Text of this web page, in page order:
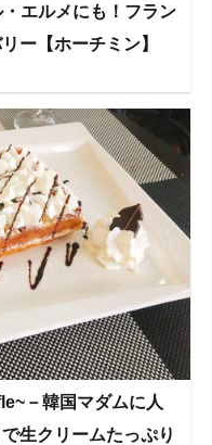
エルメにも！フラン
ー【ホーチミン】
－韓国マダムに人
生クリームたっぷり